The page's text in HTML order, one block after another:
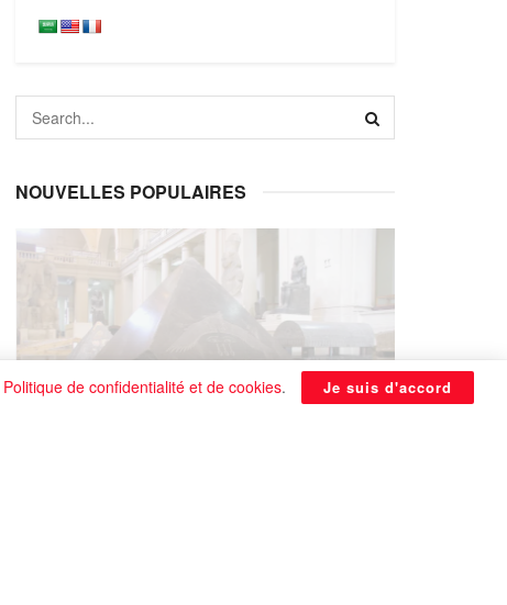
NOUVELLES POPULAIRES
Politique de confidentialité et de cookies. Je suis d'accord